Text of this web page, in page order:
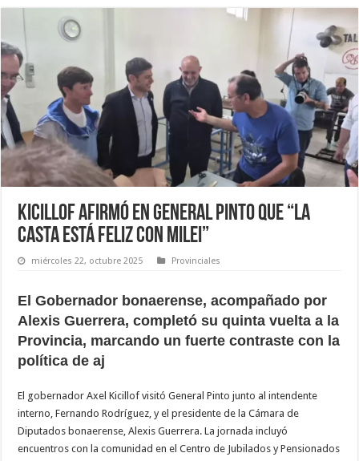
Kicillof afirmó en General Pinto que “la
casta está feliz con Milei”
miércoles 22, octubre 2025 Provinciales
El Gobernador bonaerense, acompañado por
Alexis Guerrera, completó su quinta vuelta a la
Provincia, marcando un fuerte contraste con la
política de aj
El gobernador Axel Kicillof visitó General Pinto junto al intendente
interno, Fernando Rodríguez, y el presidente de la Cámara de
Diputados bonaerense, Alexis Guerrera. La jornada incluyó
encuentros con la comunidad en el Centro de Jubilados y Pensionados